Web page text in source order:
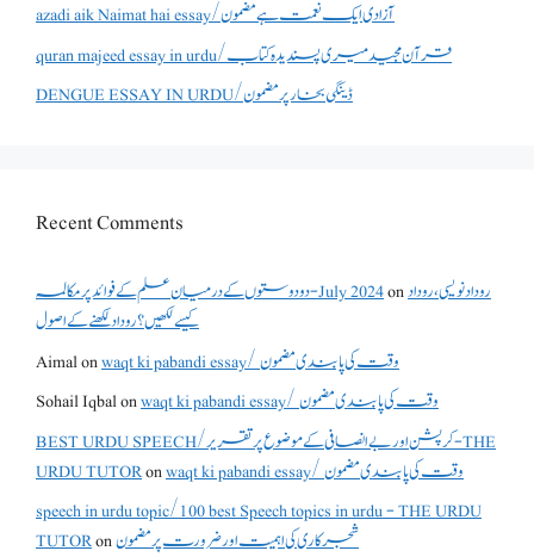
azadi aik Naimat hai essay/آزادی ایک نعمت ہے مضمون
quran majeed essay in urdu/قرآن مجید میری پسندیدہ کتاب
DENGUE ESSAY IN URDU/ڈینگی بخار پر مضمون
Recent Comments
دو دوستوں کے درمیان علم کے فوائد پر مکالمہ - July 2024onروداد نویسی ،روداد
کیسے لکھیں؟ روداد لکھنے کے اصول
Aimalon
waqt ki pabandi essay/ وقت کی پابندی مضمون
Sohail Iqbalon
waqt ki pabandi essay/ وقت کی پابندی مضمون
BEST URDU SPEECH/کرپشن اور بے انصافی کے موضوع پر تقریر - THE
URDU TUTORon
waqt ki pabandi essay/ وقت کی پابندی مضمون
speech in urdu topic/100 best Speech topics in urdu - THE URDU
TUTORonشجرکاری کی اہمیت اور ضرورت پر مضمون